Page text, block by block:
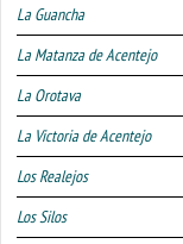
La Guancha
La Matanza de Acentejo
La Orotava
La Victoria de Acentejo
Los Realejos
Los Silos